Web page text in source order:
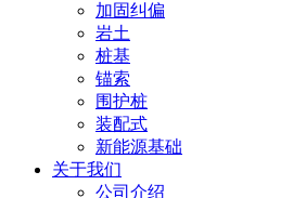
加固纠偏
岩土
桩基
锚索
围护桩
装配式
新能源基础
关于我们
公司介绍